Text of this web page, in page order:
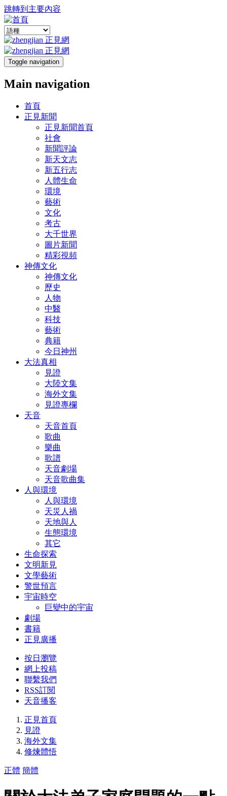
跳轉到主要內容
Toggle navigation
Main navigation
首頁
正見新聞
正見新聞首頁
社會
新聞評論
新天文志
新五行志
人體生命
環境
藝術
文化
考古
大千世界
圖片新聞
精彩視頻
神傳文化
神傳文化
歷史
人物
中醫
科技
藝術
典籍
今日神州
大法真相
見證
大陸文集
海外文集
見證專欄
天音
天音首頁
歌曲
樂曲
歌譜
天音劇場
天音歌曲集
人與環境
人與環境
天災人禍
天地與人
生態環境
其它
生命探索
文明新見
文學藝術
警世預言
宇宙時空
巨變中的宇宙
劇場
書籍
正見廣播
按日瀏覽
網上投稿
聯繫我們
RSS訂閱
天音播客
正見首頁
見證
海外文集
修煉體悟
正體 簡體